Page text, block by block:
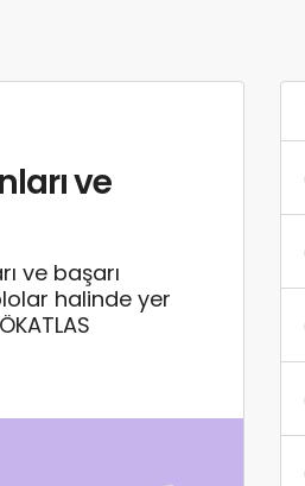
ve
ve başarı
halinde yer